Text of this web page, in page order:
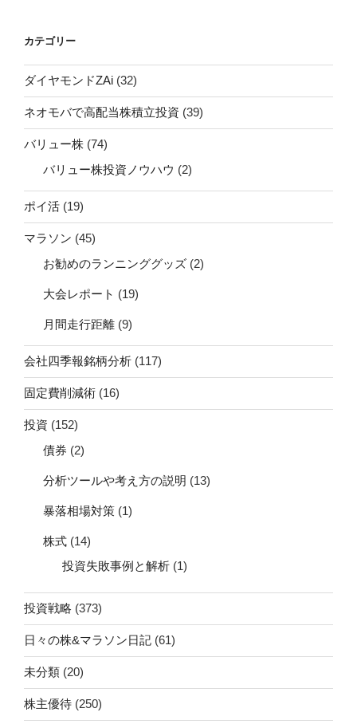
カテゴリー
ダイヤモンドZAi (32)
ネオモバで高配当株積立投資 (39)
バリュー株 (74)
バリュー株投資ノウハウ (2)
ポイ活 (19)
マラソン (45)
お勧めのランニンググッズ (2)
大会レポート (19)
月間走行距離 (9)
会社四季報銘柄分析 (117)
固定費削減術 (16)
投資 (152)
債券 (2)
分析ツールや考え方の説明 (13)
暴落相場対策 (1)
株式 (14)
投資失敗事例と解析 (1)
投資戦略 (373)
日々の株&マラソン日記 (61)
未分類 (20)
株主優待 (250)